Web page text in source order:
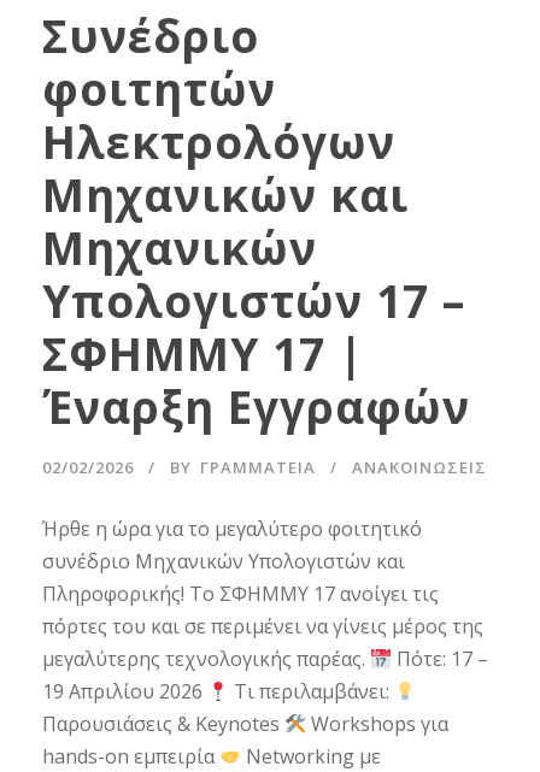
Συνέδριο
φοιτητών
Ηλεκτρολόγων
Μηχανικών και
Μηχανικών
Υπολογιστών 17 –
ΣΦΗΜΜΥ 17 |
Έναρξη Εγγραφών
02/02/2026 BY ΓΡΑΜΜΑΤΕΊΑ ΑΝΑΚΟΙΝΩΣΕΙΣ
Ήρθε η ώρα για το μεγαλύτερο φοιτητικό
συνέδριο Μηχανικών Υπολογιστών και
Πληροφορικής! Το ΣΦΗΜΜΥ 17 ανοίγει τις
πόρτες του και σε περιμένει να γίνεις μέρος της
μεγαλύτερης τεχνολογικής παρέας.
Πότε: 17 –
19 Απριλίου 2026
Τι περιλαμβάνει:
Παρουσιάσεις & Keynotes
Workshops για
hands-on εμπειρία
Networking με